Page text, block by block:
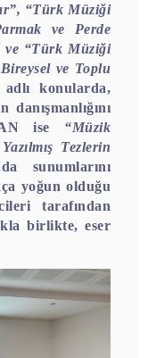
“Türk Müziği
ve Perde
ve “Türk Müziği
ve Toplu
adlı konularda,
ise “Müzik
Tezlerin
sunumlarını
yoğun olduğu
tarafından
birlikte, eser